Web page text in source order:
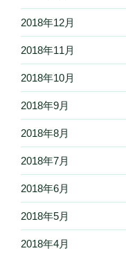
2018年12月
2018年11月
2018年10月
2018年9月
2018年8月
2018年7月
2018年6月
2018年5月
2018年4月